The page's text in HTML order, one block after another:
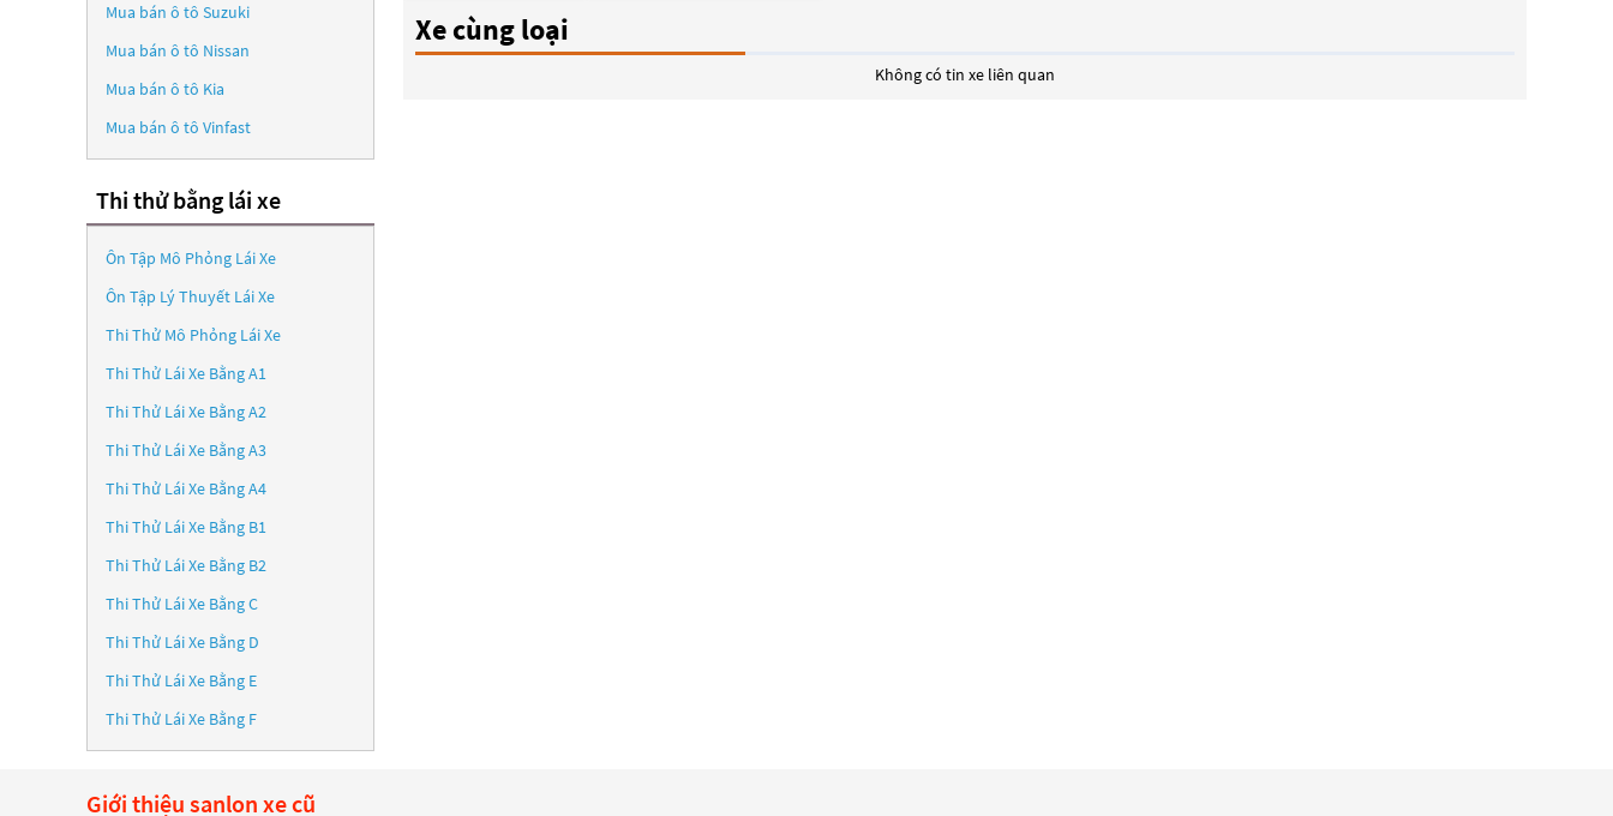
Xe cùng loại
Không có tin xe liên quan
Mua bán ô tô Suzuki
Mua bán ô tô Nissan
Mua bán ô tô Kia
Mua bán ô tô Vinfast
Thi thử bằng lái xe
Ôn Tập Mô Phỏng Lái Xe
Ôn Tập Lý Thuyết Lái Xe
Thi Thử Mô Phỏng Lái Xe
Thi Thử Lái Xe Bằng A1
Thi Thử Lái Xe Bằng A2
Thi Thử Lái Xe Bằng A3
Thi Thử Lái Xe Bằng A4
Thi Thử Lái Xe Bằng B1
Thi Thử Lái Xe Bằng B2
Thi Thử Lái Xe Bằng C
Thi Thử Lái Xe Bằng D
Thi Thử Lái Xe Bằng E
Thi Thử Lái Xe Bằng F
Giới thiệu sanlon xe cũ